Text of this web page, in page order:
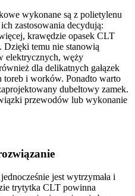
wykonane są z polietylenu
zastosowania decydują:
krawędzie opasek CLT
Dzięki temu nie stanowią
elektrycznych, węży
dla delikatnych gałązek
toreb i worków. Ponadto warto
dubeltowy zamek.
przewodów lub wykonanie
jest wytrzymała i
trytytka CLT powinna